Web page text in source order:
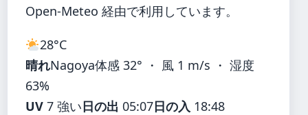
Open-Meteo 経由で利用しています。
28°C
晴れNagoya体感 32° ・ 風 1 m/s ・ 湿度
63%
UV 7 強い日の出 05:07日の入 18:48